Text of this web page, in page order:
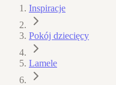
Inspiracje
Pokój dziecięcy
Lamele